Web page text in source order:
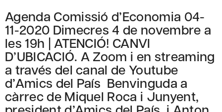
Agenda Comissió d’Economia 04-
11-2020 Dimecres 4 de novembre a
les 19h | ATENCIÓ! CANVI
D’UBICACIÓ. A Zoom i en streaming
a través del canal de Youtube
d’Amics del País Benvinguda a
càrrec de Miquel Roca i Junyent,